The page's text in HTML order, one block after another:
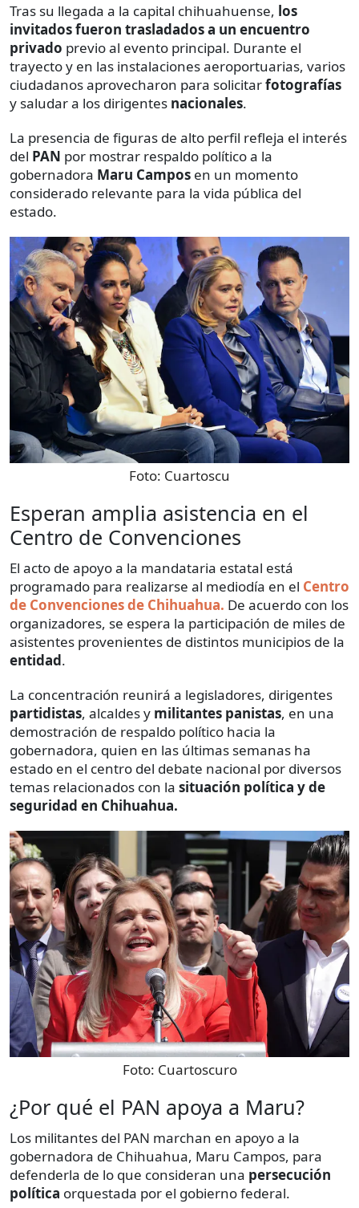
Tras su llegada a la capital chihuahuense, los
invitados fueron trasladados a un encuentro
privado previo al evento principal. Durante el
trayecto y en las instalaciones aeroportuarias, varios
ciudadanos aprovecharon para solicitarfotografías
y saludar a los dirigentes nacionales.
La presencia de figuras de alto perfil refleja el interés
del PAN por mostrar respaldo político a la
gobernadora Maru Campos en un momento
considerado relevante para la vida pública del
estado.
Foto: Cuartoscu
Esperan amplia asistencia en el
Centro de Convenciones
El acto de apoyo a la mandataria estatal está
programado para realizarse al mediodía en el Centro
de Convenciones de Chihuahua. De acuerdo con los
organizadores, se espera la participación de miles de
asistentes provenientes de distintos municipios de la
entidad.
La concentración reunirá a legisladores, dirigentes
partidistas, alcaldes y militantes panistas, en una
demostración de respaldo político hacia la
gobernadora, quien en las últimas semanas ha
estado en el centro del debate nacional por diversos
temas relacionados con la situación política y de
seguridad en Chihuahua.
Foto: Cuartoscuro
¿Por qué el PAN apoya a Maru?
Los militantes del PAN marchan en apoyo a la
gobernadora de Chihuahua, Maru Campos, para
defenderla de lo que consideran una persecución
política orquestada por el gobierno federal.